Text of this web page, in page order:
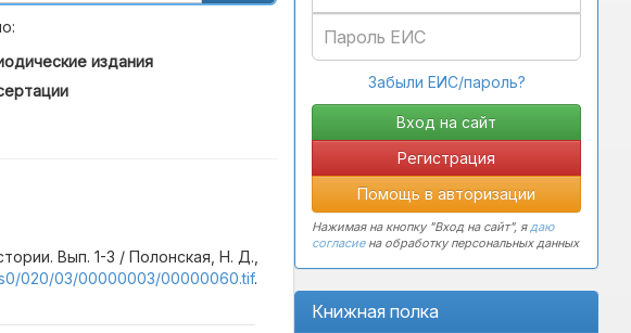
Забыли ЕИС/пароль?
Регистрация
Помощь в авторизации
Нажимая на кнопку "Вход на сайт", ядаю
согласиена обработку персональных данных
Книжная полка
издания
Вып. 1-3 / Полонская, Н. Д.,
020/03/00000003/00000060.tif.